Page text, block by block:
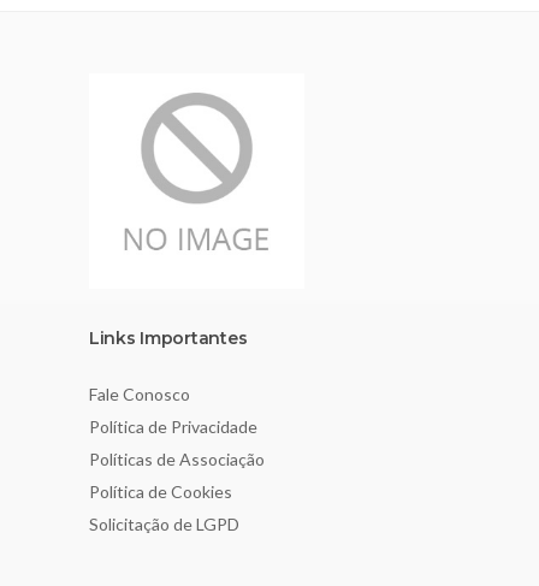
Links Importantes
Fale Conosco
Política de Privacidade
Políticas de Associação
Política de Cookies
Solicitação de LGPD